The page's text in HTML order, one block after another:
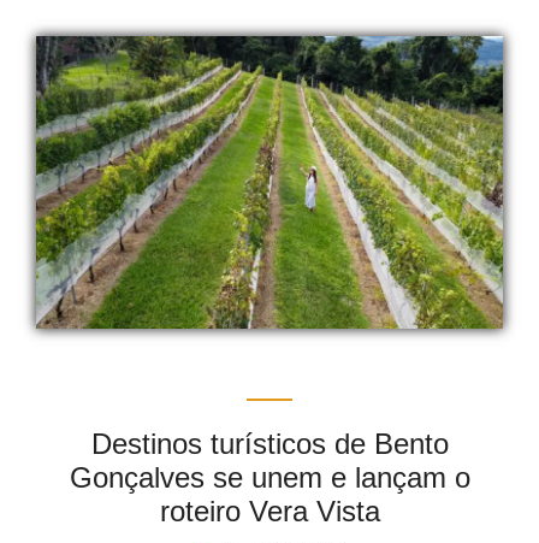
Destinos turísticos de Bento
Gonçalves se unem e lançam o
roteiro Vera Vista